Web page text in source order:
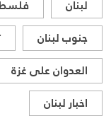
لبنان
جنوب لبنان
العدوان على غزة
اخبار لبنان